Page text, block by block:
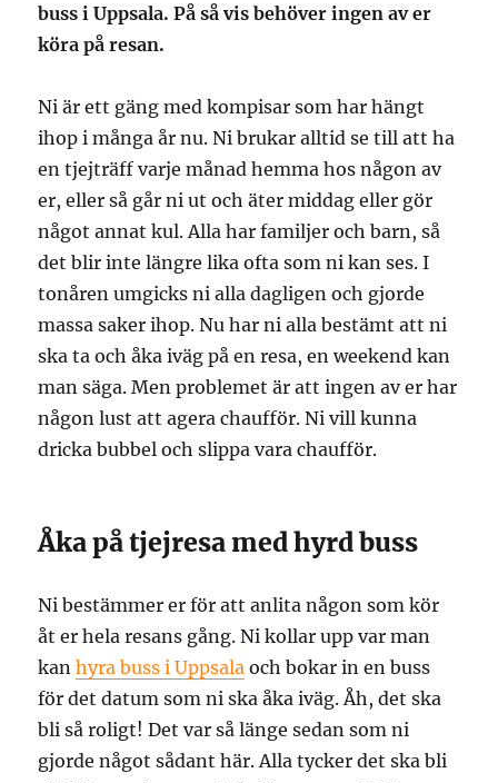
buss i Uppsala. På så vis behöver ingen av er
köra på resan.
Ni är ett gäng med kompisar som har hängt
ihop i många år nu. Ni brukar alltid se till att ha
en tjejträff varje månad hemma hos någon av
er, eller så går ni ut och äter middag eller gör
något annat kul. Alla har familjer och barn, så
det blir inte längre lika ofta som ni kan ses. I
tonåren umgicks ni alla dagligen och gjorde
massa saker ihop. Nu har ni alla bestämt att ni
ska ta och åka iväg på en resa, en weekend kan
man säga. Men problemet är att ingen av er har
någon lust att agera chaufför. Ni vill kunna
dricka bubbel och slippa vara chaufför.
Åka på tjejresa med hyrd buss
Ni bestämmer er för att anlita någon som kör
åt er hela resans gång. Ni kollar upp var man
kanhyra buss i Uppsala och bokar in en buss
för det datum som ni ska åka iväg. Åh, det ska
bli så roligt! Det var så länge sedan som ni
gjorde något sådant här. Alla tycker det ska bli